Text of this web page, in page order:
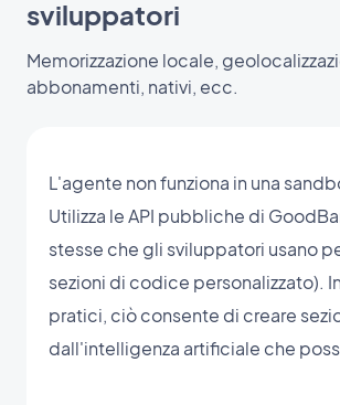
sviluppatori
Memorizzazione locale,
abbonamenti, nativi, ecc.
L'agente non funziona in una
Utilizza le API pubbliche di
stesse che gli sviluppatori usano
sezioni di codice personalizzato).
pratici, ciò consente di creare
dall'intelligenza artificiale che